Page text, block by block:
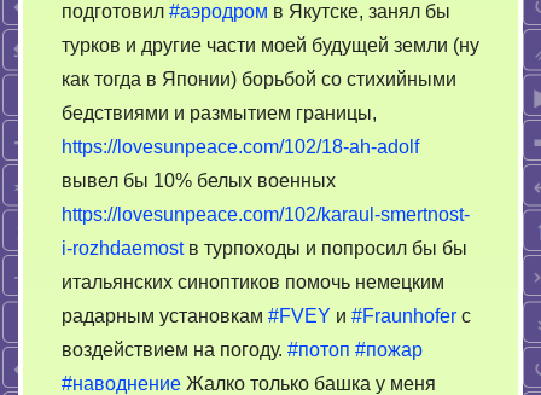
подготовил #аэродром в Якутске, занял бы
турков и другие части моей будущей земли (ну
как тогда в Японии) борьбой со стихийными
бедствиями и размытием границы,
https://lovesunpeace.com/102/18-ah-adolf
вывел бы 10% белых военных
https://lovesunpeace.com/102/karaul-smertnost-
i-rozhdaemostв турпоходы и попросил бы бы
итальянских синоптиков помочь немецким
радарным установкам #FVEY и #Fraunhofer с
воздействием на погоду. #потоп #пожар
#наводнение Жалко только башка у меня